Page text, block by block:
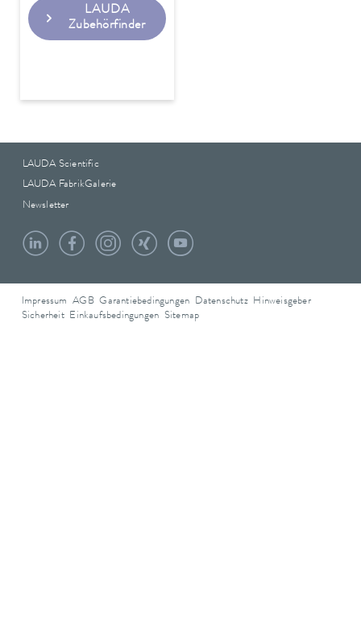
LAUDA
Zubehörfinder
LAUDA Scientific
LAUDA FabrikGalerie
Newsletter
Impressum AGB Garantiebedingungen Datenschutz Hinweisgeber
Sicherheit Einkaufsbedingungen Sitemap